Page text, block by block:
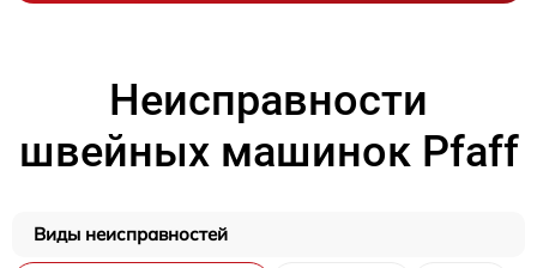
Неисправности
швейных машинок Pfaff
Виды неисправностей